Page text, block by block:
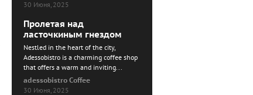
30 Июня, 2025
Пролетая над
ласточкиным гнездом
Nestled in the heart of the city,
Adessobistro is a charming coffee shop
that offers a warm and inviting...
adessobistro Coffee
30 Июня, 2025